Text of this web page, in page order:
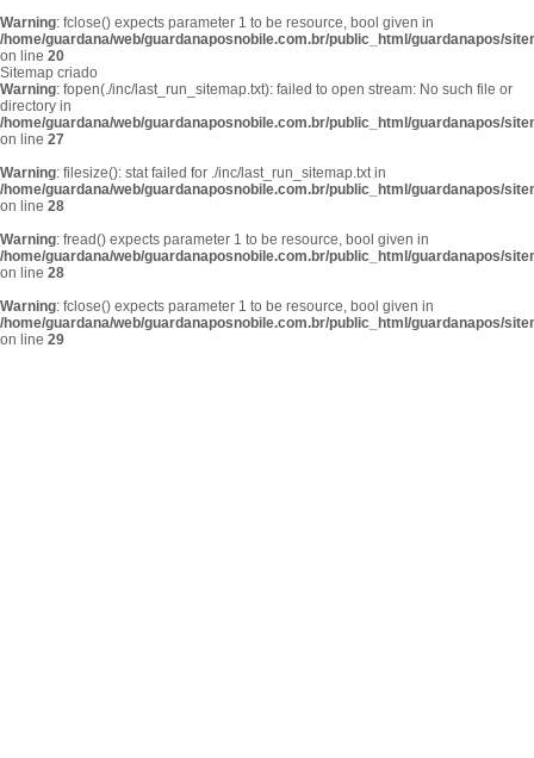
Warning: fclose() expects parameter 1 to be resource, bool given in
/home/guardana/web/guardanaposnobile.com.br/public_html/guardanapos/
on line 20
Sitemap criado
Warning: fopen(./inc/last_run_sitemap.txt): failed to open stream: No such file or
directory in
/home/guardana/web/guardanaposnobile.com.br/public_html/guardanapos/
on line 27
Warning: filesize(): stat failed for ./inc/last_run_sitemap.txt in
/home/guardana/web/guardanaposnobile.com.br/public_html/guardanapos/
on line 28
Warning: fread() expects parameter 1 to be resource, bool given in
/home/guardana/web/guardanaposnobile.com.br/public_html/guardanapos/
on line 28
Warning: fclose() expects parameter 1 to be resource, bool given in
/home/guardana/web/guardanaposnobile.com.br/public_html/guardanapos/
on line 29